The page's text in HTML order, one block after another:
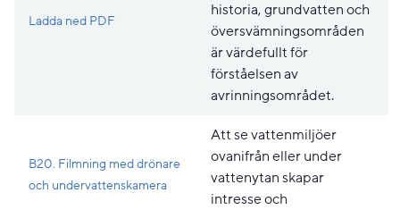
Ladda ned PDFPdf, 482.8 kB, öppnas i nytt fönster.
historia, grundvatten och
översvämningsområden
är värdefullt för
förståelsen av
avrinningsområdet.
B20. Filmning med drönare
och undervattenskamera
Att se vattenmiljöer
ovanifrån eller under
vattenytan skapar
intresse och